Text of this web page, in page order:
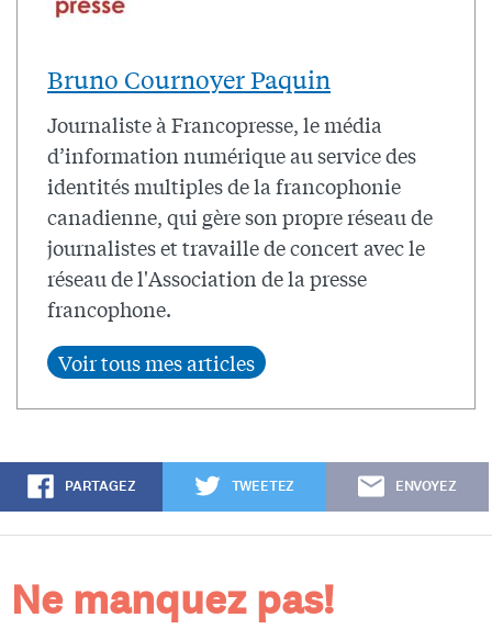
Bruno Cournoyer Paquin
Journaliste à Francopresse, le média
d’information numérique au service des
identités multiples de la francophonie
canadienne, qui gère son propre réseau de
journalistes et travaille de concert avec le
réseau de l'Association de la presse
francophone.
PARTAGEZ TWEETEZ ENVOYEZ
Ne manquez pas!